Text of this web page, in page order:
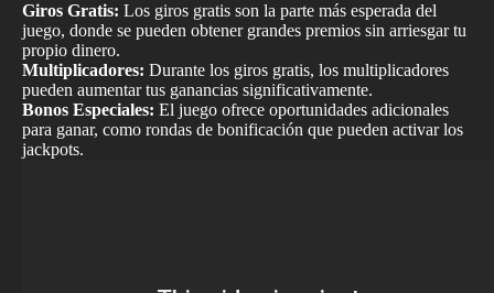
Giros Gratis: Los giros gratis son la parte más esperada del
juego, donde se pueden obtener grandes premios sin arriesgar tu
propio dinero.
Multiplicadores: Durante los giros gratis, los multiplicadores
pueden aumentar tus ganancias significativamente.
Bonos Especiales: El juego ofrece oportunidades adicionales
para ganar, como rondas de bonificación que pueden activar los
jackpots.